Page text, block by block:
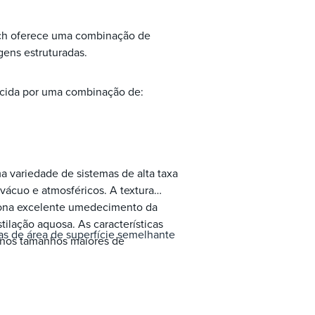
oferece uma combinação de
estruturadas.
por uma combinação de:
variedade de sistemas de alta taxa
e atmosféricos. A textura
excelente umedecimento da
aquosa. As características
tamanhos maiores de
de área de superfície semelhante